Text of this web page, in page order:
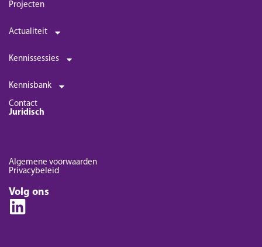
Projecten
Actualiteit
Kennissessies
Kennisbank
Contact
Juridisch
Algemene voorwaarden
Privacybeleid
Volg ons